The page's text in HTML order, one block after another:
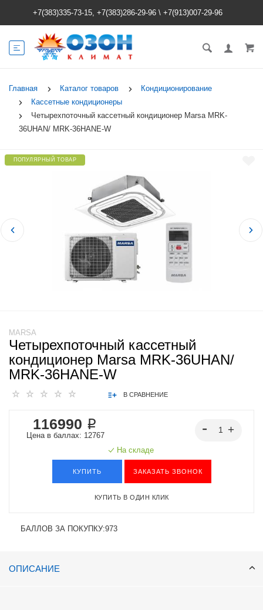
+7(383)335-73-15, +7(383)286-29-96 \ +7(913)007-29-96
Главная Каталог товаров
Кондиционирование
Кассетные кондиционеры
Четырехпоточный кассетный кондиционер Marsa MRK-
36UHAN/ MRK-36HANE-W
ПОПУЛЯРНЫЙ ТОВАР
MARSA
Четырехпоточный кассетный
кондиционер Marsa MRK-36UHAN/
MRK-36HANE-W
В СРАВНЕНИЕ
116990 ₽
Цена в баллах: 12767
На складе
КУПИТЬ ЗАКАЗАТЬ ЗВОНОК
КУПИТЬ В ОДИН КЛИК
БАЛЛОВ ЗА ПОКУПКУ:973
ОПИСАНИЕ